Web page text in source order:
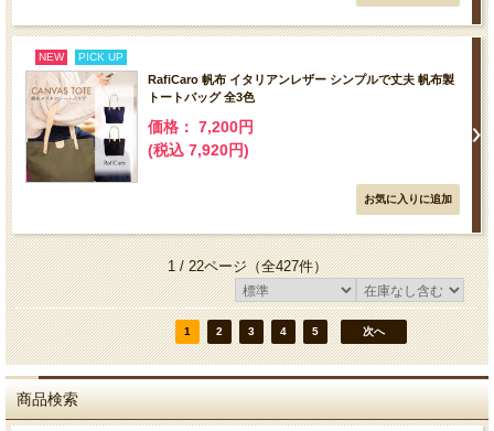
NEW PICK UP
RafiCaro 帆布 イタリアンレザー シンプルで丈夫 帆布製
トートバッグ 全3色
価格： 7,200円
(税込 7,920円)
1 / 22ページ（全427件）
1 2 3 4 5 次へ
商品検索